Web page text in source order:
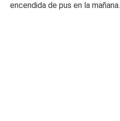
encendida de pus en la mañana.